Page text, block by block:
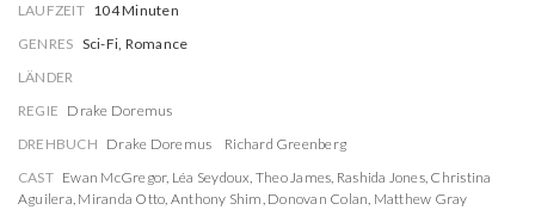
LAUFZEIT 104 Minuten
GENRES Sci-Fi, Romance
LÄNDER
REGIE Drake Doremus
DREHBUCH Drake Doremus
Richard Greenberg
CAST Ewan McGregor, Léa Seydoux, Theo James, Rashida Jones, Christina
Aguilera, Miranda Otto, Anthony Shim, Donovan Colan, Matthew Gray